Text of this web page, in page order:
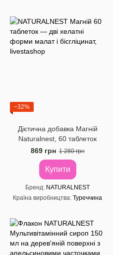
−32%
Дієтична добавка Магній
Naturalnest, 60 таблеток
869 грн 1 280 грн
Купити
Бренд NATURALNEST
Країна виробництва Туреччина